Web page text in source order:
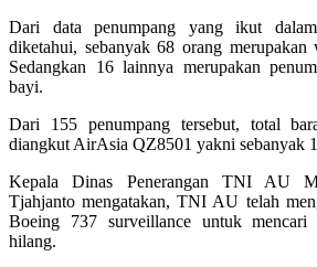
Dari data penumpang yang ikut
diketahui, sebanyak 68 orang
Sedangkan 16 lainnya merupakan
bayi.
Dari 155 penumpang tersebut, total
diangkut AirAsia QZ8501 yakni sebanyak
Kepala Dinas Penerangan TNI AU
Tjahjanto mengatakan, TNI AU telah
Boeing 737 surveillance untuk
hilang.